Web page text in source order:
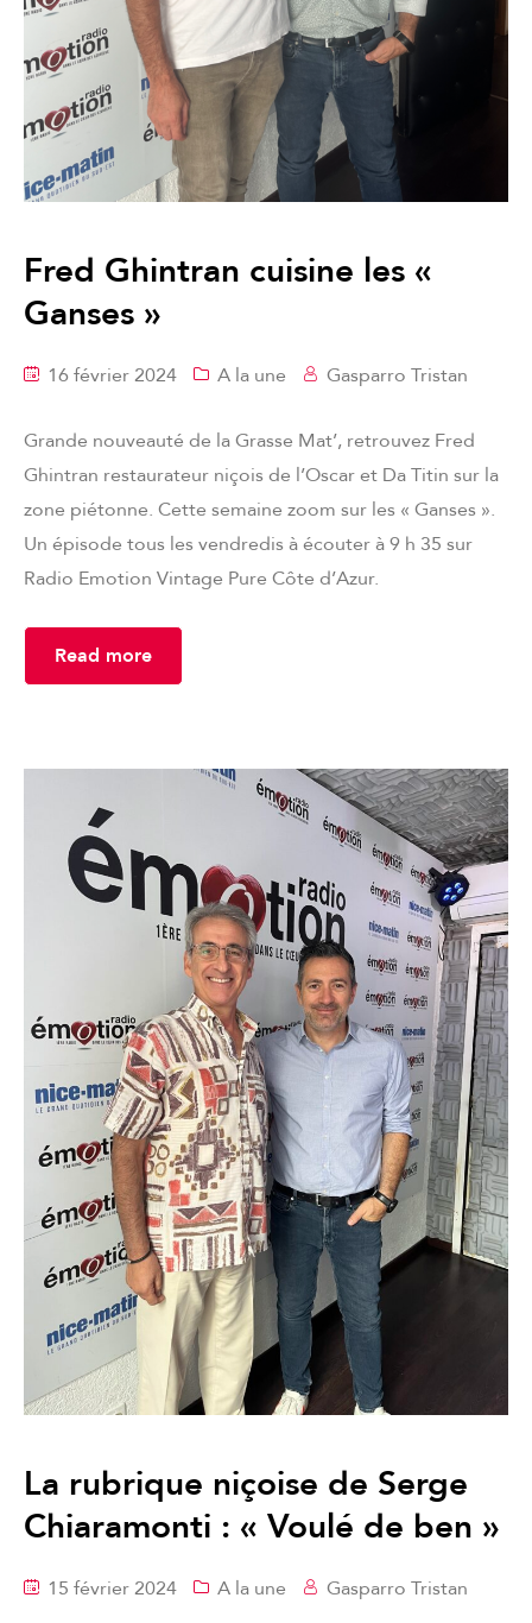
Fred Ghintran cuisine les «
Ganses »
16 février 2024 A la une Gasparro Tristan
Grande nouveauté de la Grasse Mat’, retrouvez Fred
Ghintran restaurateur niçois de l’Oscar et Da Titin sur la
zone piétonne. Cette semaine zoom sur les « Ganses ».
Un épisode tous les vendredis à écouter à 9 h 35 sur
Radio Emotion Vintage Pure Côte d’Azur.
Read more
La rubrique niçoise de Serge
Chiaramonti : « Voulé de ben »
15 février 2024 A la une Gasparro Tristan